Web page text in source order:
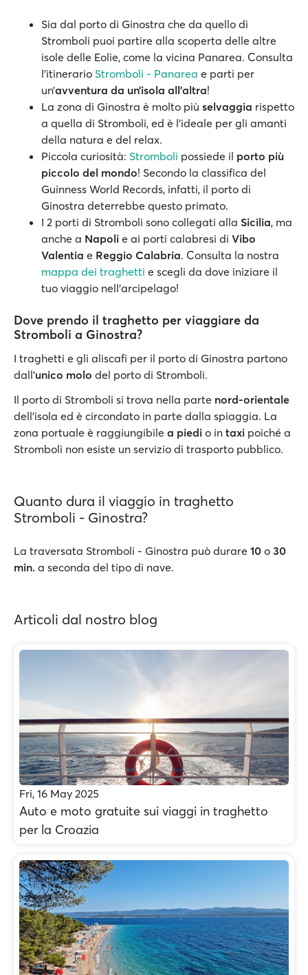
Sia dal porto di Ginostra che da quello di
Stromboli puoi partire alla scoperta delle altre
isole delle Eolie, come la vicina Panarea. Consulta
l’itinerario Stromboli - Panarea e parti per
un’avventura da un’isola all’altra!
La zona di Ginostra è molto più selvaggia rispetto
a quella di Stromboli, ed è l'ideale per gli amanti
della natura e del relax.
Piccola curiosità: Stromboli possiede il porto più
piccolo del mondo! Secondo la classifica del
Guinness World Records, infatti, il porto di
Ginostra deterrebbe questo primato.
I 2 porti di Stromboli sono collegati alla Sicilia, ma
anche a Napoli e ai porti calabresi di Vibo
Valentia e Reggio Calabria. Consulta la nostra
mappa dei traghetti e scegli da dove iniziare il
tuo viaggio nell’arcipelago!
Dove prendo il traghetto per viaggiare da
Stromboli a Ginostra?
I traghetti e gli aliscafi per il porto di Ginostra partono
dall’unico molo del porto di Stromboli.
Il porto di Stromboli si trova nella parte nord-orientale
dell’isola ed è circondato in parte dalla spiaggia. La
zona portuale è raggiungibile a piedi o in taxi poiché a
Stromboli non esiste un servizio di trasporto pubblico.
Quanto dura il viaggio in traghetto
Stromboli - Ginostra?
La traversata Stromboli - Ginostra può durare 10 o 30
min. a seconda del tipo di nave.
Articoli dal nostro blog
Fri, 16 May 2025
Auto e moto gratuite sui viaggi in traghetto
per la Croazia